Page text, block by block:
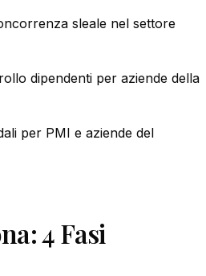
sleale nel settore
dipendenti per aziende della
per PMI e aziende del
4 Fasi